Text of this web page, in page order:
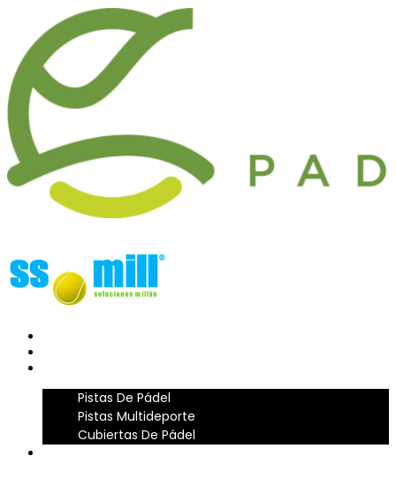
contenido
Pistas De Pádel
Pistas Multideporte
Cubiertas De Pádel